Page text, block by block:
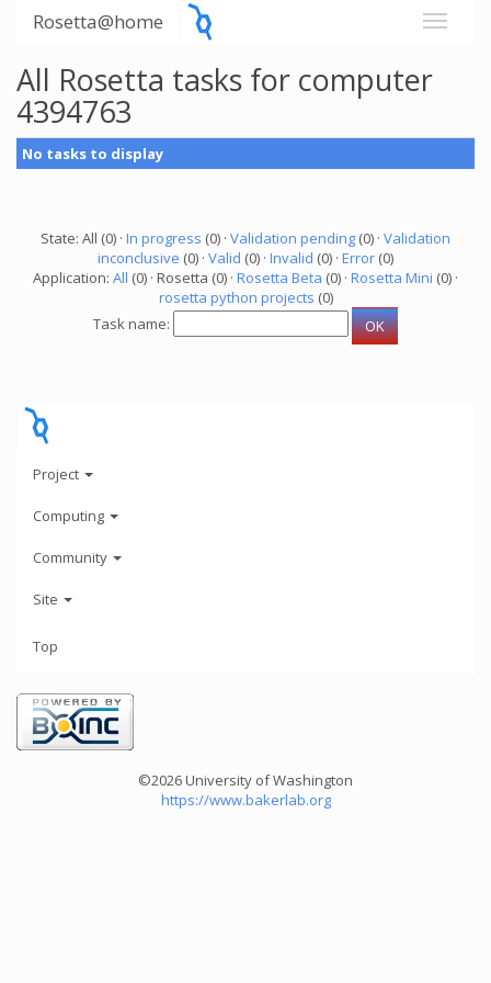
Rosetta@home
All Rosetta tasks for computer
4394763
No tasks to display
State: All (0) · In progress (0) · Validation pending (0) · Validation
inconclusive (0) · Valid (0) · Invalid (0) · Error (0)
Application: All (0) · Rosetta (0) · Rosetta Beta (0) · Rosetta Mini (0) ·
rosetta python projects (0)
Task name:
Project
Computing
Community
Site
Top
©2026 University of Washington
https://www.bakerlab.org